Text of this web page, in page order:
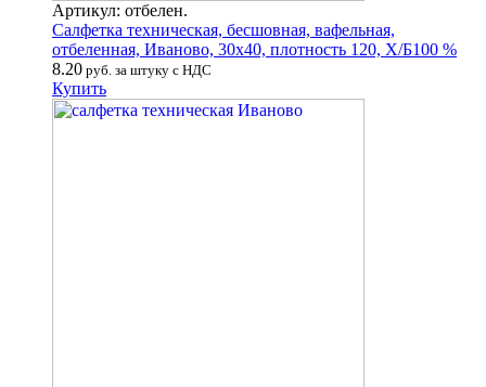
Артикул: отбелен.
Салфетка техническая, бесшовная, вафельная,
отбеленная, Иваново, 30х40, плотность 120, Х/Б100 %
8.20 руб. за штуку с НДС
Купить